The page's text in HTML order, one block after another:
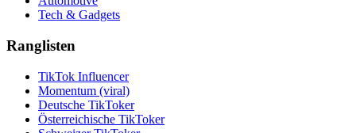
Tech & Gadgets
Ranglisten
TikTok Influencer
Momentum (viral)
Deutsche TikToker
Österreichische TikToker